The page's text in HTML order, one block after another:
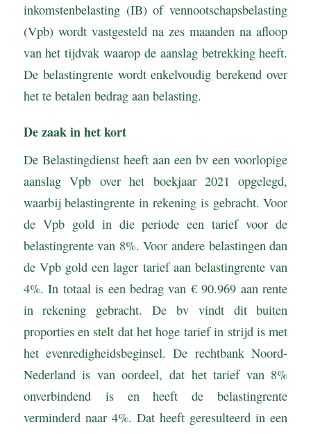
inkomstenbelasting (IB) of vennootschapsbelasting
(Vpb) wordt vastgesteld na zes maanden na afloop
van het tijdvak waarop de aanslag betrekking heeft.
De belastingrente wordt enkelvoudig berekend over
het te betalen bedrag aan belasting.
De zaak in het kort
De Belastingdienst heeft aan een bv een voorlopige
aanslag Vpb over het boekjaar 2021 opgelegd,
waarbij belastingrente in rekening is gebracht. Voor
de Vpb gold in die periode een tarief voor de
belastingrente van 8%. Voor andere belastingen dan
de Vpb gold een lager tarief aan belastingrente van
4%. In totaal is een bedrag van € 90.969 aan rente
in rekening gebracht. De bv vindt dit buiten
proporties en stelt dat het hoge tarief in strijd is met
het evenredigheidsbeginsel. De rechtbank Noord-
Nederland is van oordeel, dat het tarief van 8%
onverbindend is en heeft de belastingrente
verminderd naar 4%. Dat heeft geresulteerd in een